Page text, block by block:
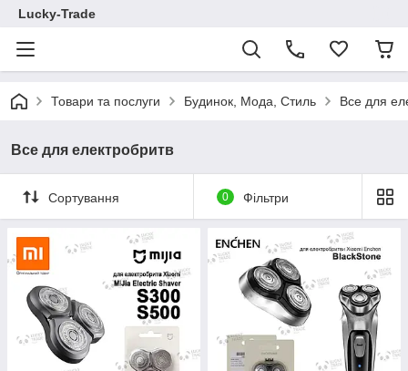
Lucky-Trade
Товари та послуги Будинок, Мода, Стиль Все для
Все для електробритв
Сортування 0 Фільтри